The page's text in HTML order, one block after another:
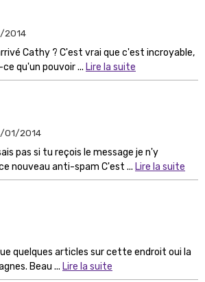
2014
Cathy ? C'est vrai que c'est incroyable,
qu'un pouvoir ... Lire la suite
01/2014
pas si tu reçois le message je n'y
nouveau anti-spam C'est ... Lire la suite
quelques articles sur cette endroit oui la
Beau ... Lire la suite